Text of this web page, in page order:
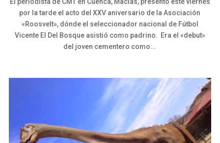
por la tarde el acto del XXV aniversario de la Asociación
«Roosvelt», dónde el seleccionador nacional de Fútbol
Vicente El Del Bosque asistió como padrino. Era el «debut»
del joven cementero como...